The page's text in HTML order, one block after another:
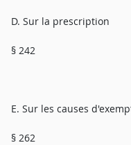
D. Sur la prescription
§ 242
E. Sur les causes
§ 262